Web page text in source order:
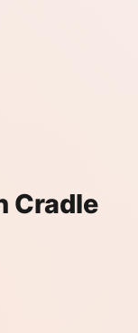
Cradle